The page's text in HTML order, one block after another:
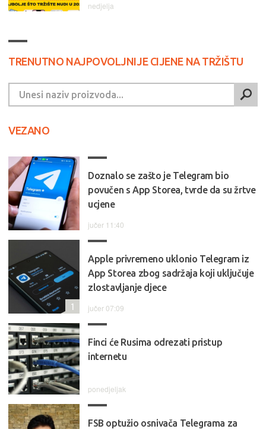
nedjelja
TRENUTNO NAJPOVOLJNIJE CIJENE NA TRŽIŠTU
VEZANO
Doznalo se zašto je Telegram bio
povučen s App Storea, tvrde da su žrtve
ucjene
jučer 11:40
Apple privremeno uklonio Telegram iz
App Storea zbog sadržaja koji uključuje
zlostavljanje djece
jučer 07:09
1
Finci će Rusima odrezati pristup
internetu
ponedjeljak
FSB optužio osnivača Telegrama za